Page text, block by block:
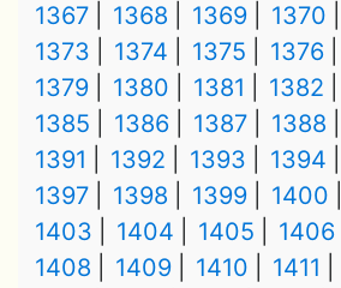
1367
1368 1369 1370
1373
1374 1375 1376
1379
1380 1381 1382
1385
1386 1387 1388
1391
1392 1393 1394
1397
1398 1399 1400
1403
1404 1405 1406
1408
1409 1410 1411